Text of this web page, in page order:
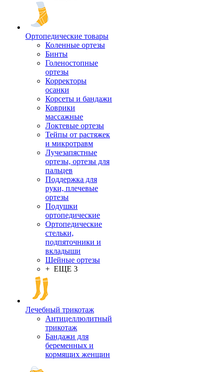
Ортопедические товары
Коленные ортезы
Бинты
Голеностопные
ортезы
Корректоры
осанки
Корсеты и бандажи
Коврики
массажные
Локтевые ортезы
Тейпы от растяжек
и микротравм
Лучезапястные
ортезы, ортезы для
пальцев
Поддержка для
руки, плечевые
ортезы
Подушки
ортопедические
Ортопедические
стельки,
подпяточники и
вкладыши
Шейные ортезы
+ ЕЩЕ 3
Лечебный трикотаж
Антицеллюлитный
трикотаж
Бандажи для
беременных и
кормящих женщин